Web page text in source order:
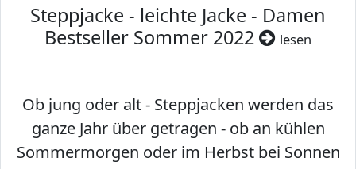
Steppjacke - leichte Jacke - Damen
Bestseller Sommer 2022
lesen
Ob jung oder alt - Steppjacken werden das
ganze Jahr über getragen - ob an kühlen
Sommermorgen oder im Herbst bei Sonnen